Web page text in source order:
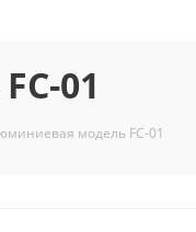
01
модель FC-01